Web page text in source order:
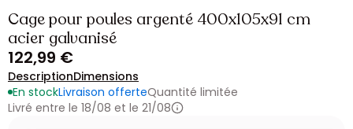
Cage pour poules argenté 400x105x91 cm
acier galvanisé
122,99 €
DescriptionDimensions
En stockLivraison offerteQuantité limitée
Livré entre le 18/08 et le 21/08